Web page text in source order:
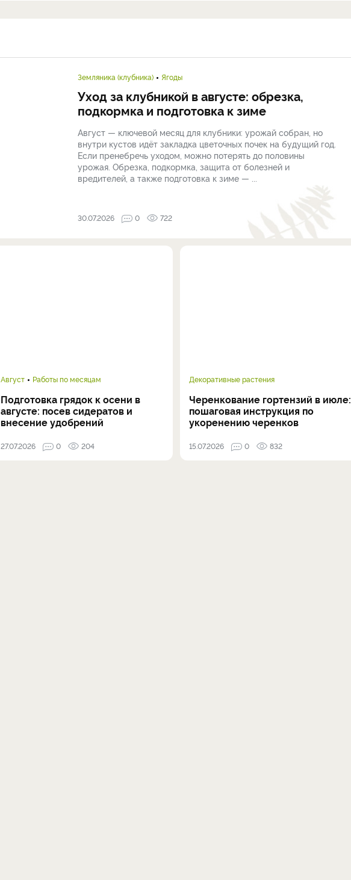
Земляника (клубника) Ягоды
Уход за клубникой в августе: обрезка,
подкормка и подготовка к зиме
Август — ключевой месяц для клубники: урожай собран, но
внутри кустов идёт закладка цветочных почек на будущий год.
Если пренебречь уходом, можно потерять до половины
урожая. Обрезка, подкормка, защита от болезней и
вредителей, а также подготовка к зиме — ...
30.07.2026 0 722
Август Работы по месяцам
Подготовка грядок к осени в
августе: посев сидератов и
внесение удобрений
27.07.2026 0 204
Декоративные растения
Черенкование гортензий в июле:
пошаговая инструкция по
укоренению черенков
15.07.2026 0 832